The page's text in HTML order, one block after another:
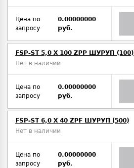
Цена по
запросу
0.00000000
руб.
FSP-ST 5,0 X 100 ZPP ШУРУП (100)
Нет в наличии
Цена по
запросу
0.00000000
руб.
FSP-ST 6,0 X 40 ZPF ШУРУП (500)
Нет в наличии
Цена по
запросу
0.00000000
руб.